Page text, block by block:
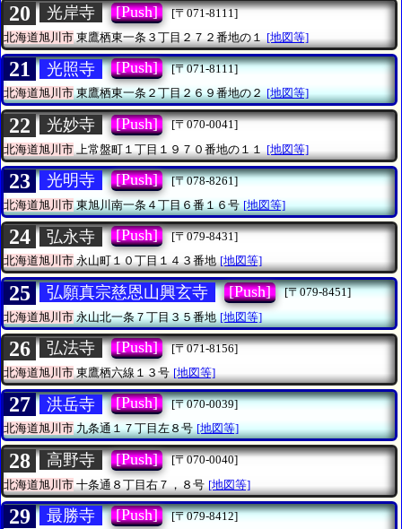
20 光岸寺 [Push]
[〒071-8111]
北海道旭川市 東鷹栖東一条３丁目２７２番地の１ [地図等]
21 光照寺 [Push]
[〒071-8111]
北海道旭川市東鷹栖東一条２丁目２６９番地の２ [地図等]
22 光妙寺 [Push]
[〒070-0041]
北海道旭川市 上常盤町１丁目１９７０番地の１１ [地図等]
23 光明寺 [Push]
[〒078-8261]
北海道旭川市東旭川南一条４丁目６番１６号 [地図等]
24 弘永寺 [Push]
[〒079-8431]
北海道旭川市永山町１０丁目１４３番地 [地図等]
25 弘願真宗慈恩山興玄寺 [Push]
[〒079-8451]
北海道旭川市永山北一条７丁目３５番地 [地図等]
26 弘法寺 [Push]
[〒071-8156]
北海道旭川市 東鷹栖六線１３号 [地図等]
27 洪岳寺 [Push]
[〒070-0039]
北海道旭川市九条通１７丁目左８号 [地図等]
28 高野寺 [Push]
[〒070-0040]
北海道旭川市 十条通８丁目右７，８号 [地図等]
29 最勝寺 [Push]
[〒079-8412]